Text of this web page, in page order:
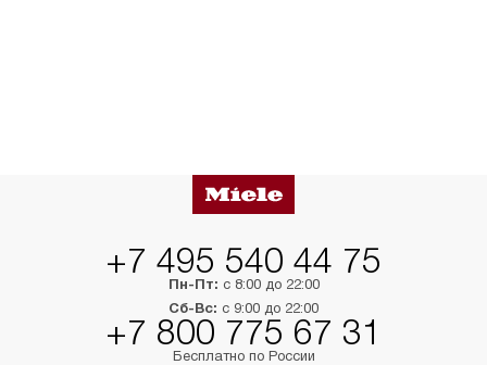
+7 495 540 44 75
Пн-Пт: с 8:00 до 22:00
Сб-Вс: с 9:00 до 22:00
+7 800 775 67 31
Бесплатно по России